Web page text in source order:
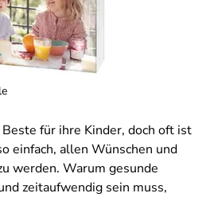
für ihre Kinder, doch oft ist
einfach, allen Wünschen und
werden. Warum gesunde
zeitaufwendig sein muss,